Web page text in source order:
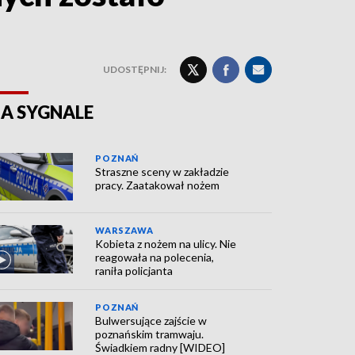
UDOSTĘPNIJ:
SYGNALE
POZNAŃ
Straszne sceny w zakładzie
pracy. Zaatakował nożem
WARSZAWA
Kobieta z nożem na ulicy. Nie
reagowała na polecenia,
raniła policjanta
POZNAŃ
Bulwersujące zajście w
poznańskim tramwaju.
Świadkiem radny [WIDEO]